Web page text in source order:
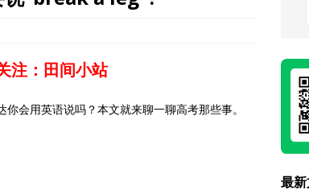
注：田间小站
会用英语说吗？本文就来聊一聊高考那些事。
最